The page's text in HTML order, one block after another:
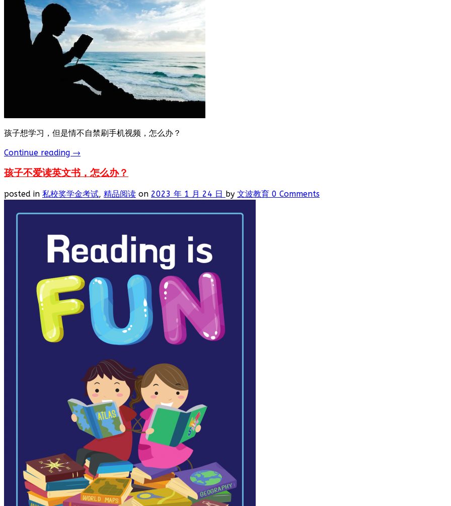
孩子想学习，但是情不自禁刷手机视频，怎么办？
Continue reading →
孩子不爱读英文书，怎么办？
posted in 私校奖学金考试, 精品阅读 on 2023 年 1 月 24 日 by 文波教育 0 Comments